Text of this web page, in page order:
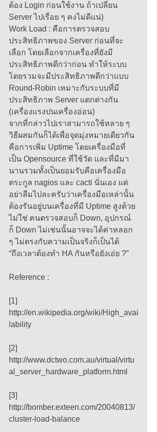
ต้อง Login ก่อนใช้งาน ถ้าเปลี่ยน
Server ไปเรื่อย ๆ คงไม่ดีแน่)
Work Load : คือการตรวจสอบ
ประสิทธิภาพของ Server ก่อนที่จะ
เลือก โดยเลือกจากเครื่องที่ยังมี
ประสิทธิภาพดีกว่าก่อน ทำให้ระบบ
โดยรวมจะมีประสิทธิภาพดีกว่าแบบ
Round-Robin เหมาะกับระบบที่มี
ประสิทธิภาพ Server แตกต่างกัน
(เครื่องแรงปนเครื่องอ่อน)
จากที่กล่าวไปเราสามารถใช้หลาย ๆ
วิธีผสมกันก็ได้เพื่อจุดมุ่งหมายเดียวกัน
คือการเพิ่ม Uptime โดยเครื่องมือที่
เป็น Opensource ที่ใช้วัด และที่มีมา
นานรวมทั้งเป็นยอมรับคือเครื่องมือ
ตระกูล nagios และ cacti นั่นเอง แต่
อย่าลืมไปละครับว่าเครื่องมือเหล่านั้น
ต้องรันอยู่บนเครื่องที่มี Uptime สูงด้วย
ไม่ใช่ คนตรวจสอบก็ Down, อุปกรณ์
ก็ Down ไม่เช่นนั้นอาจจะได้ค่าหลอก
ๆ ไม่ตรงกับความเป็นจริงก็เป็นได้
“ถึงเวลาต้องทำ HA กันหรือยังเอ่ย ?”
Reference :
[1]
http://en.wikipedia.org/wiki/High_avai
lability
[2]
http://www.dctwo.com.au/virtual/virtu
al_server_hardware_platform.html
[3]
http://bomber.exteen.com/20040813/
cluster-load-balance